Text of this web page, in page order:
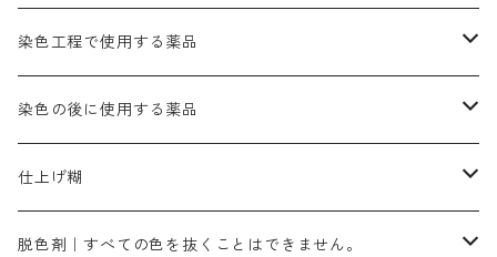
染料一覧ー100g入り
染料一覧ー500g入り
ピンクMB｜ピンク色
ダークグリンMG（定番の色合い）
グリーンMB｜緑色
茶色系
ダークブロンMFB｜こげ茶色
ブロンHNR｜こげ茶色
黒色系
ブラックMK（赤みの黒色）
ブラックMG（青みの黒色）
白色系（定番の色合い）
ネオホワイトR
カッチ｜茶系
霧島産・晩秋茶｜黄金色（赤みの黄色）｜準備中
54cm×54cm（バンダナ）｜端の始末も綿糸｜タグなし
ローダミンB｜赤紫色｜マゼンダ色
硫酸第一鉄｜鉄媒染剤
摺込み刷毛（スリコミハケ）ー夏毛（硬いタイプ）
摺込み刷毛（スリコミハケ）ー冬毛（柔らかいタイプ）
ローケツ筆
ローケツ用筆｜1本～販売
ローケツ用筆ー10%off｜20本セットお取り寄せ品
洋型紙（9番手｜中薄口、10番手｜中厚口）
有償サンプル品｜約20cm×27cm
洋型紙9番手｜中薄口｜約54cm×110cm
張木｜入荷待ち
伸子
精練剤｜汚れ落とし剤｜針状マルセル石鹸
糊落とし剤｜ソルベンCA
濃染処理剤｜ソルバックスPS－900
染色工程で使用する薬品
染料の吸収促進剤
酢酸｜絹・羊毛・ナイロンに使用する
芒硝｜綿・麻の染色に使用する。
染料のムラ染め抑制剤（均染剤）
アゾリン200％｜綿・麻・絹・羊毛・ナイロンの染色
染料の浸透剤
染色の後に使用する薬品
ソーピング剤｜未定着の染料を除去すること
ネオポールB－300｜反応染料のソーピング剤
仕上げ剤｜柔軟・平滑剤
仕上げ糊
カルボキシメチルセルロース（CMC）
脱色剤｜すべての色を抜くことはできません。